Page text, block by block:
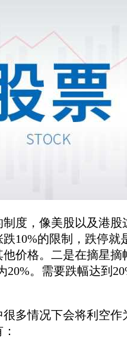
，像美股以及港股
10%的限制，跌停
价格。二是在摘星
。需要跌幅达到
情况下会将利空作